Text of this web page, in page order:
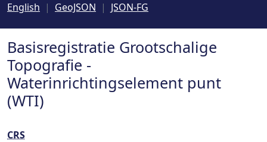
English
GeoJSON JSON-FG
Basisregistratie Grootschalige
Topografie -
Waterinrichtingselement punt
(WTI)
CRS